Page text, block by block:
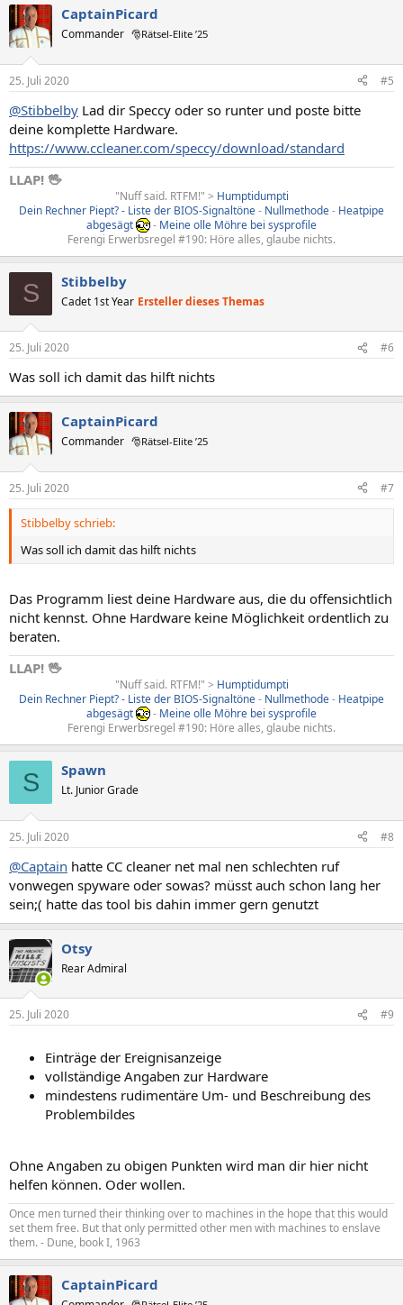
CaptainPicard
Commander 🎅Rätsel-Elite ’25
25. Juli 2020 #5
@Stibbelby Lad dir Speccy oder so runter und poste bitte
deine komplette Hardware.
https://www.ccleaner.com/speccy/download/standard
LLAP! 🖖
"Nuff said. RTFM!" > Humptidumpti
Dein Rechner Piept? - Liste der BIOS-Signaltöne- Nullmethode- Heatpipe
abgesägt
- Meine olle Möhre bei sysprofile
Ferengi Erwerbsregel #190: Höre alles, glaube nichts.
S Stibbelby
Cadet 1st Year Ersteller dieses Themas
25. Juli 2020 #6
Was soll ich damit das hilft nichts
CaptainPicard
Commander 🎅Rätsel-Elite ’25
25. Juli 2020 #7
Stibbelby schrieb:
Was soll ich damit das hilft nichts
Das Programm liest deine Hardware aus, die du offensichtlich
nicht kennst. Ohne Hardware keine Möglichkeit ordentlich zu
beraten.
LLAP! 🖖
"Nuff said. RTFM!" > Humptidumpti
Dein Rechner Piept? - Liste der BIOS-Signaltöne- Nullmethode- Heatpipe
abgesägt
- Meine olle Möhre bei sysprofile
Ferengi Erwerbsregel #190: Höre alles, glaube nichts.
S Spawn
Lt. Junior Grade
25. Juli 2020 #8
@Captain hatte CC cleaner net mal nen schlechten ruf
vonwegen spyware oder sowas? müsst auch schon lang her
sein;( hatte das tool bis dahin immer gern genutzt
Otsy
Rear Admiral
25. Juli 2020 #9
Einträge der Ereignisanzeige
vollständige Angaben zur Hardware
mindestens rudimentäre Um- und Beschreibung des
Problembildes
Ohne Angaben zu obigen Punkten wird man dir hier nicht
helfen können. Oder wollen.
Once men turned their thinking over to machines in the hope that this would
set them free. But that only permitted other men with machines to enslave
them. - Dune, book I, 1963
CaptainPicard